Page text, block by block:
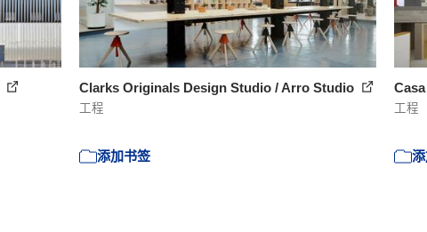
Clarks Originals Design Studio / Arro Studio
工程
添加书签
工程